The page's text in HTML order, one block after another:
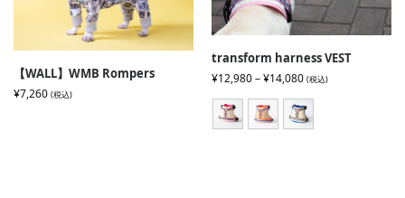
【WALL】WMB Rompers
¥7,260 (税込)
transform harness VEST
¥12,980–¥14,080 (税込)